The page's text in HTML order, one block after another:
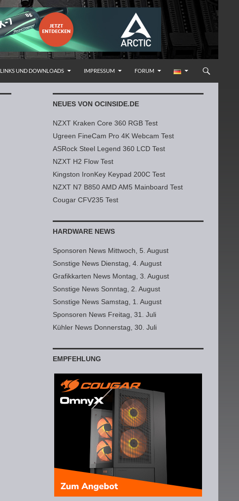
LINKS UND DOWNLOADS IMPRESSUM FORUM
NEUES VON OCINSIDE.DE
NZXT Kraken Core 360 RGB Test
Ugreen FineCam Pro 4K Webcam Test
ASRock Steel Legend 360 LCD Test
NZXT H2 Flow Test
Kingston IronKey Keypad 200C Test
NZXT N7 B850 AMD AM5 Mainboard Test
Cougar CFV235 Test
HARDWARE NEWS
Sponsoren News Mittwoch, 5. August
Sonstige News Dienstag, 4. August
Grafikkarten News Montag, 3. August
Sonstige News Sonntag, 2. August
Sonstige News Samstag, 1. August
Sponsoren News Freitag, 31. Juli
Kühler News Donnerstag, 30. Juli
EMPFEHLUNG